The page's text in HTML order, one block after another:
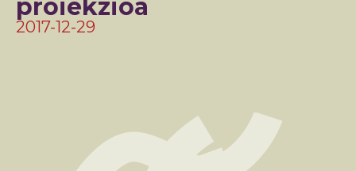
proiekzioa
2017-12-29